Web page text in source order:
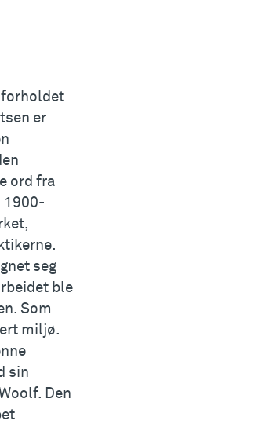
forholdet
er
ord fra
1900-
seg
ble
Som
miljø.
sin
Den